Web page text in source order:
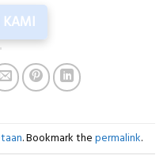
KAMI
. Bookmark the permalink.